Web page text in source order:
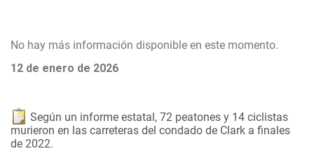
No hay más información disponible en este momento.
12 de enero de 2026
Según un informe estatal, 72 peatones y 14 ciclistas
murieron en las carreteras del condado de Clark a finales
de 2022.